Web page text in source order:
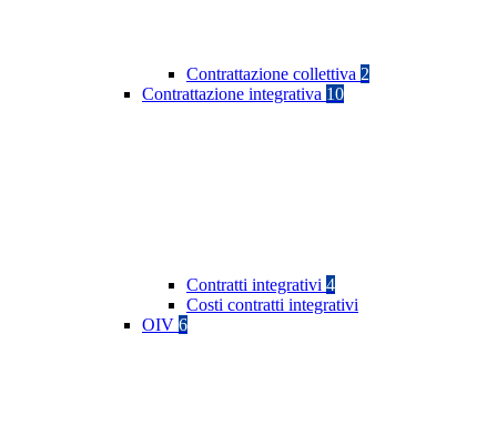
Contrattazione collettiva 2
Contrattazione integrativa 10
Contratti integrativi 4
Costi contratti integrativi
OIV 6